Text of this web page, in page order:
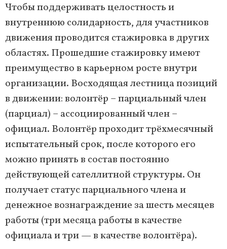
Чтобы поддерживать целостность и
внутреннюю солидарность, для участников
движения проводится стажировка в других
областях. Прошедшие стажировку имеют
преимущество в карьерном росте внутри
организации. Восходящая лестница позиций
в движении: волонтёр – парциальный член
(парциал) – ассоциированный член –
официал. Волонтёр проходит трёхмесячный
испытательный срок, после которого его
можно принять в состав постоянно
действующей сателлитной структуры. Он
получает статус парциального члена и
денежное вознаграждение за шесть месяцев
работы (три месяца работы в качестве
официала и три — в качестве волонтёра).